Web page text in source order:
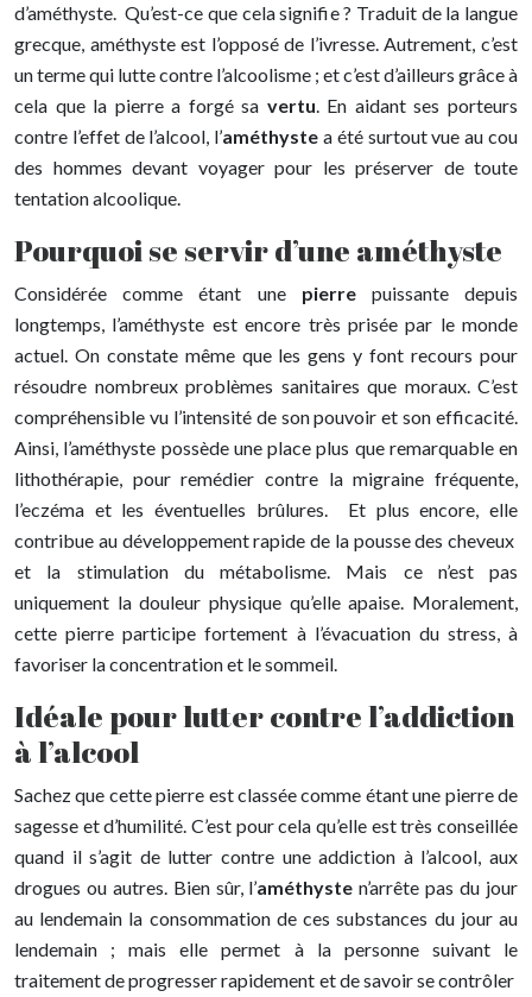
d’améthyste. Qu’est-ce que cela signifie ? Traduit de la langue
grecque, améthyste est l’opposé de l’ivresse. Autrement, c’est
un terme qui lutte contre l’alcoolisme ; et c’est d’ailleurs grâce à
cela que la pierre a forgé sa vertu. En aidant ses porteurs
contre l’effet de l’alcool, l’améthyste a été surtout vue au cou
des hommes devant voyager pour les préserver de toute
tentation alcoolique.
Pourquoi se servir d’une améthyste
Considérée comme étant une pierrepuissante depuis
longtemps, l’améthyste est encore très prisée par le monde
actuel. On constate même que les gens y font recours pour
résoudre nombreux problèmes sanitaires que moraux. C’est
compréhensible vu l’intensité de son pouvoir et son efficacité.
Ainsi, l’améthyste possède une place plus que remarquable en
lithothérapie, pour remédier contre la migraine fréquente,
l’eczéma et les éventuelles brûlures. Et plus encore, elle
contribue au développement rapide de la pousse des cheveux
et la stimulation du métabolisme. Mais ce n’est pas
uniquement la douleur physique qu’elle apaise. Moralement,
cette pierre participe fortement à l’évacuation du stress, à
favoriser la concentration et le sommeil.
Idéale pour lutter contre l’addiction
à l’alcool
Sachez que cette pierre est classée comme étant une pierre de
sagesse et d’humilité. C’est pour cela qu’elle est très conseillée
quand il s’agit de lutter contre une addiction à l’alcool, aux
drogues ou autres. Bien sûr, l’améthyste n’arrête pas du jour
au lendemain la consommation de ces substances du jour au
lendemain ; mais elle permet à la personne suivant le
traitement de progresser rapidement et de savoir se contrôler